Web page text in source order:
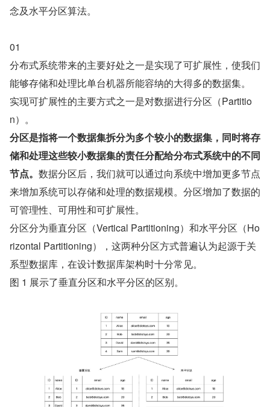
念及水平分区算法。
01
分布式系统带来的主要好处之一是实现了可扩展性，使我们
能够存储和处理比单台机器所能容纳的大得多的数据集。
实现可扩展性的主要方式之一是对数据进行分区（Partitio
n）。
分区是指将一个数据集拆分为多个较小的数据集，同时将存
储和处理这些较小数据集的责任分配给分布式系统中的不同
节点。 数据分区后，我们就可以通过向系统中增加更多节点
来增加系统可以存储和处理的数据规模。分区增加了数据的
可管理性、可用性和可扩展性。
分区分为垂直分区（Vertical Partitioning）和水平分区（Ho
rizontal Partitioning），这两种分区方式普遍认为起源于关
系型数据库，在设计数据库架构时十分常见。
图 1 展示了垂直分区和水平分区的区别。